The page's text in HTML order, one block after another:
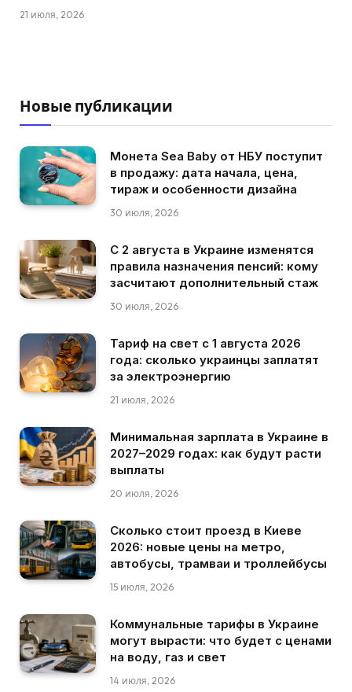
21 июля, 2026
Новые публикации
Монета Sea Baby от НБУ поступит
в продажу: дата начала, цена,
тираж и особенности дизайна
30 июля, 2026
С 2 августа в Украине изменятся
правила назначения пенсий: кому
засчитают дополнительный стаж
30 июля, 2026
Тариф на свет с 1 августа 2026
года: сколько украинцы заплатят
за электроэнергию
21 июля, 2026
Минимальная зарплата в Украине в
2027–2029 годах: как будут расти
выплаты
20 июля, 2026
Сколько стоит проезд в Киеве
2026: новые цены на метро,
автобусы, трамваи и троллейбусы
15 июля, 2026
Коммунальные тарифы в Украине
могут вырасти: что будет с ценами
на воду, газ и свет
14 июля, 2026